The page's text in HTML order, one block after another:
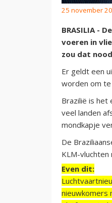
25 november
BRASILIA -
voeren in
zou dat
Er geldt een
worden om
Brazilië is het
veel landen
mondkapje
De
KLM-vluchten
Even dit:
nieuwkomers